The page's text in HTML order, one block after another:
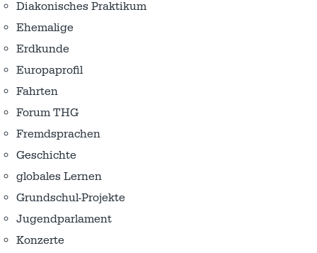
Diakonisches Praktikum
Ehemalige
Erdkunde
Europaprofil
Fahrten
Forum THG
Fremdsprachen
Geschichte
globales Lernen
Grundschul-Projekte
Jugendparlament
Konzerte